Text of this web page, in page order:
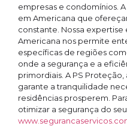
empresas e condomínios.
em Americana que
constante. Nossa
Americana nos permite
específicas de regiões
onde a segurança e a
primordiais. A PS Proteção,
garante a tranquilidade
residências prosperem.
otimizar a segurança do